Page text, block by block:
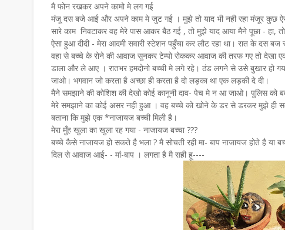
मै फोन रखकर अपने कामो मे लग गई
मंजू दस बजे आई और अपने काम मे जुट गई । मुझे तो याद भी नही रहा मंजूर कुछ ऐसा
सारे काम निवटाकर वह मेरे पास आकर बैठ गई , तो मुझे याद आया मैने पूछा - हा,
ऐसा हुआ दीदी - मेरा आदमी सवारी स्टेशन पहुँचा कर लौट रहा था। रात के दस
वहा से बच्चे के रोने की आवाज सुनकर टेम्पो रोककर आवाज की तरफ गए तो देखा
डाला और ले आए । रातभर हमदोनो बच्ची मे लगे रहे। ठंड लगने से उसे बुखार हो
जाओ। भगवान जो करता है अच्छा ही करता है दो लड़का था एक लड़की दे दी।
मैने समझाने की कोशिश की देखो कोई कानूनी दाव- पेच मे न आ जाओ। पुलिस को
मेरे समझाने का कोई असर नही हुआ । वह बच्चे को खोने के डर से डरकर मुझे ही
बताना कि मुझे एक *नाजायज बच्ची मिली है।
मेरा मुँह खुला का खुला रह गया - नाजायज बच्चा ???
बच्चे कैसे नाजायज हो सकते है भला ? मै सोचती रही मा- बाप नाजायज होते है या
दिल से आवाज आई- - मां-बाप । लगता है मै सही हू----